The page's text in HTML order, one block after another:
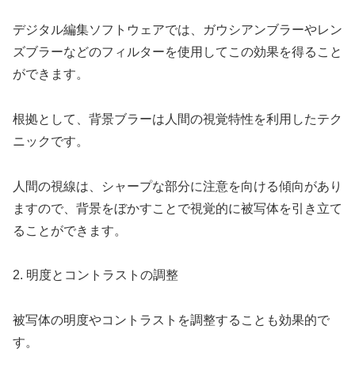
デジタル編集ソフトウェアでは、ガウシアンブラーやレン
ズブラーなどのフィルターを使用してこの効果を得ること
ができます。
根拠として、背景ブラーは人間の視覚特性を利用したテク
ニックです。
人間の視線は、シャープな部分に注意を向ける傾向があり
ますので、背景をぼかすことで視覚的に被写体を引き立て
ることができます。
2. 明度とコントラストの調整
被写体の明度やコントラストを調整することも効果的で
す。